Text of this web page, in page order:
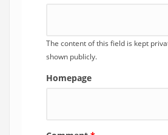
The content of this field is kept
shown publicly.
Homepage